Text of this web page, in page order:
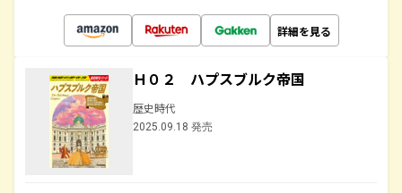
詳細を見る
Ｈ０２ ハプスブルク帝国
歴史時代
2025.09.18 発売